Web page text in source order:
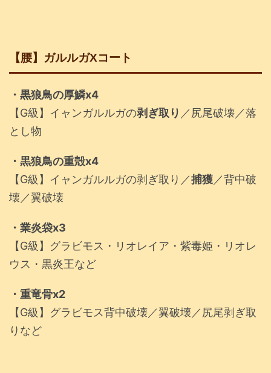
【腰】ガルルガXコート
・黒狼鳥の厚鱗x4
【G級】イャンガルルガの剥ぎ取り ／尻尾破壊／落
とし物
・黒狼鳥の重殻x4
【G級】イャンガルルガの剥ぎ取り／捕獲／背中破
壊／翼破壊
・業炎袋x3
【G級】グラビモス・リオレイア・紫毒姫・リオレ
ウス・黒炎王など
・重竜骨x2
【G級】グラビモス背中破壊／翼破壊／尻尾剥ぎ取
りなど